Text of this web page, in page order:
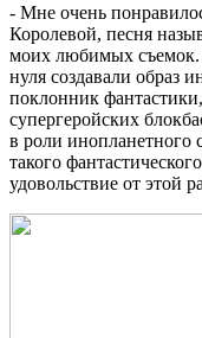
- Мне очень
Королевой, песня
моих любимых съемок.
нуля создавали образ
поклонник
супергеройских
в роли инопланетного
такого
удовольствие от этой